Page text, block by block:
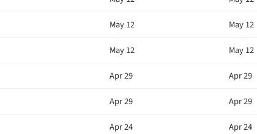
May 12
May 12
May 12
May 12
Apr 29
Apr 29
Apr 29
Apr 29
Apr 24
Apr 24